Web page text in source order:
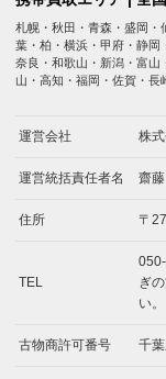
札幌・秋田・青森・盛岡・
葉・柏・横浜・甲府・静岡
奈良・和歌山・新潟・富山
山・高知・福岡・佐賀・
運営会社 株
運営統括責任者名 齋
住所 〒
TEL
ぎ
い。
古物商許可番号 千